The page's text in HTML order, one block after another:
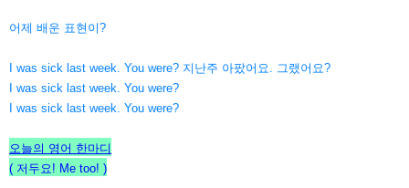
어제 배운 표현이?
I was sick last week. You were? 지난주 아팠어요. 그랬어요?
I was sick last week. You were?
I was sick last week. You were?
오늘의 영어 한마디
( 저두요! Me too! )